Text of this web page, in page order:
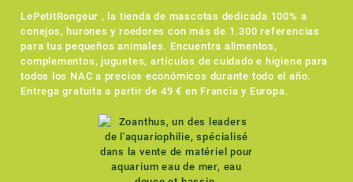
LePetitRongeur , la tienda de mascotas dedicada 100% a
conejos, hurones y roedores con más de 1.300 referencias
para tus pequeños animales. Encuentra alimentos,
complementos, juguetes, artículos de cuidado e higiene para
todos los NAC a precios económicos durante todo el año.
Entrega gratuita a partir de 49 € en Francia y Europa.